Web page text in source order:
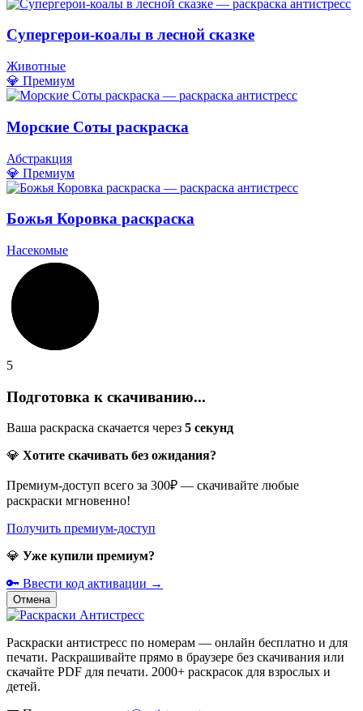
Супергерои-коалы в лесной сказке
Животные
💎 Премиум
Морские Соты раскраска
Абстракция
💎 Премиум
Божья Коровка раскраска
Насекомые
5
Подготовка к скачиванию...
Ваша раскраска скачается через 5 секунд
💎 Хотите скачивать без ожидания?
Премиум-доступ всего за 300₽ — скачивайте любые
раскраски мгновенно!
Получить премиум-доступ
💎 Уже купили премиум?
🔑 Ввести код активации →
Отмена
Раскраски антистресс по номерам — онлайн бесплатно и для
печати. Раскрашивайте прямо в браузере без скачивания или
скачайте PDF для печати. 2000+ раскрасок для взрослых и
детей.